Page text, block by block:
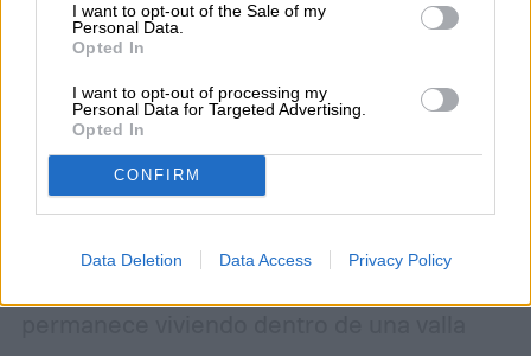
I want to opt-out of the Sale of my
Personal Data.
Opted In
I want to opt-out of processing my
Personal Data for Targeted Advertising.
Opted In
CONFIRM
Data Deletion Data Access Privacy Policy
Una instalación publicitaria inusual ha
captado la atención de transeúntes y
conductores en Los Ángeles: desde el